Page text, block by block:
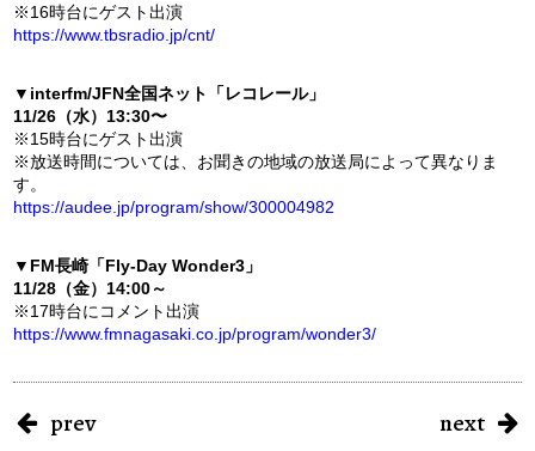
※16時台にゲスト出演
https://www.tbsradio.jp/cnt/
▼ interfm/JFN全国ネット「レコレール」
11/26（水）13:30〜
※15時台にゲスト出演
※放送時間については、お聞きの地域の放送局によって異なりま
す。
https://audee.jp/program/show/300004982
▼ FM長崎「Fly-Day Wonder3」
11/28（金）14:00～
※17時台にコメント出演
https://www.fmnagasaki.co.jp/program/wonder3/
prev next